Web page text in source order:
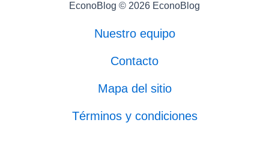
EconoBlog © 2026 EconoBlog
Nuestro equipo
Contacto
Mapa del sitio
Términos y condiciones